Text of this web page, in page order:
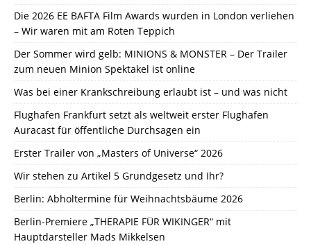
Die 2026 EE BAFTA Film Awards wurden in London verliehen
– Wir waren mit am Roten Teppich
Der Sommer wird gelb: MINIONS & MONSTER – Der Trailer
zum neuen Minion Spektakel ist online
Was bei einer Krankschreibung erlaubt ist – und was nicht
Flughafen Frankfurt setzt als weltweit erster Flughafen
Auracast für öffentliche Durchsagen ein
Erster Trailer von „Masters of Universe“ 2026
Wir stehen zu Artikel 5 Grundgesetz und Ihr?
Berlin: Abholtermine für Weihnachtsbäume 2026
Berlin-Premiere „THERAPIE FÜR WIKINGER“ mit
Hauptdarsteller Mads Mikkelsen